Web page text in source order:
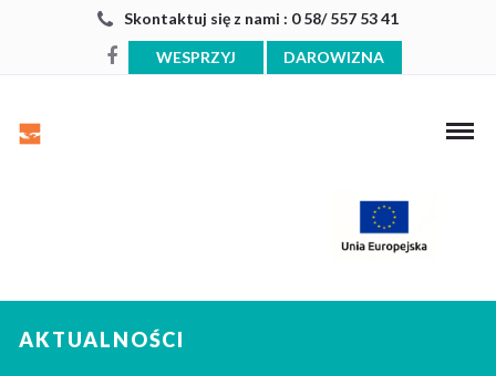
Skontaktuj się z nami : 0 58/ 557 53 41
WESPRZYJ DAROWIZNA
AKTUALNOŚCI